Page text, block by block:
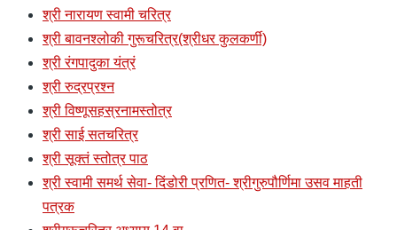
श्री नारायण स्वामी चरित्र
श्री बावनश्लोकी गुरूचरित्र(श्रीधर कुलकर्णी)
श्री रंगपादुका यंत्रं
श्री रुद्रप्रश्न
श्री विष्णूसहस्रनामस्तोत्र
श्री साई सतचरित्र
श्री सूक्तं स्तोत्र पाठ
श्री स्वामी समर्थ सेवा- दिंडोरी प्रणित- श्रीगुरुपौर्णिमा उसव माहती
पत्रक